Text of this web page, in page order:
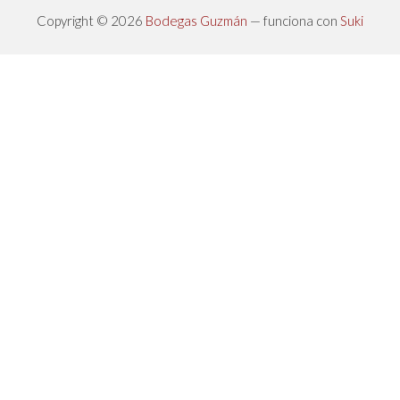
Copyright © 2026 Bodegas Guzmán — funciona con Suki